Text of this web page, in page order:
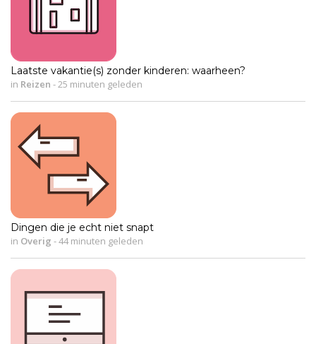
Laatste vakantie(s) zonder kinderen: waarheen?
in Reizen - 25 minuten geleden
Dingen die je echt niet snapt
in Overig -44 minuten geleden